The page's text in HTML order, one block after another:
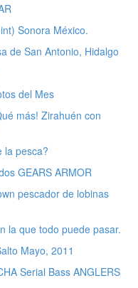
Sonora México.
de San Antonio, Hidalgo
del Mes
más! Zirahuén con
la pesca?
GEARS ARMOR
pescador de lobinas
la que todo puede pasar.
Mayo, 2011
Serial Bass ANGLERS